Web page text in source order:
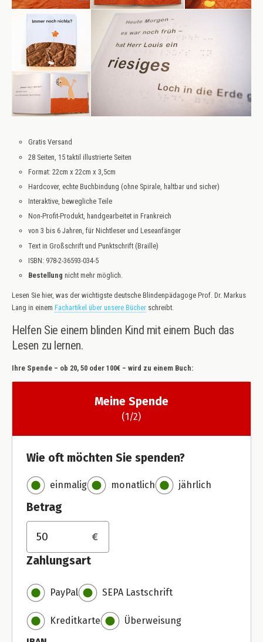
Gratis Versand
28 Seiten, 15 taktil illustrierte Seiten
Format: 22cm x 22cm x 3,5cm
Hardcover, echte Buchbindung (ohne Spirale, haltbar und sicher)
Interaktive, bewegliche Teile
Non-Profit-Produkt, handgearbeitet in Frankreich
von 3 bis 6 Jahren, für Nichtleser und Leseanfänger
Text in Großschrift und Punktschrift (Braille)
ISBN: 978-2-36593-034-5
Bestellung nicht mehr möglich.
Lesen Sie hier, was der wichtigste deutsche Blindenpädagoge Prof. Dr. Markus
Lang in einem Fachartikel über unsere Bücher schreibt.
Helfen Sie einem blinden Kind mit einem Buch das
Lesen zu lernen.
Ihre Spende – ob 20, 50 oder 100€ – wird zu einem Buch: